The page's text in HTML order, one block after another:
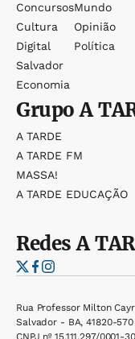
Concursos
Cultura
Digital
Salvador
Economia
Mundo
Opinião
Política
GrupoA
A TARDE
A TARDE FM
MASSA!
A TARDE EDUCAÇÃO
RedesA
Rua Professor Milton
Salvador - BA, 41820-570
CNPJ nº 15.111.297/0001-30